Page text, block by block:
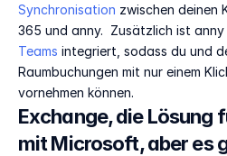
Synchronisation zwischen deinen
365 und anny.  Zusätzlich ist anny
Teams integriert, sodass du und
Raumbuchungen mit nur einem
vornehmen können.
Exchange, die Lösung
mit Microsoft, aber es